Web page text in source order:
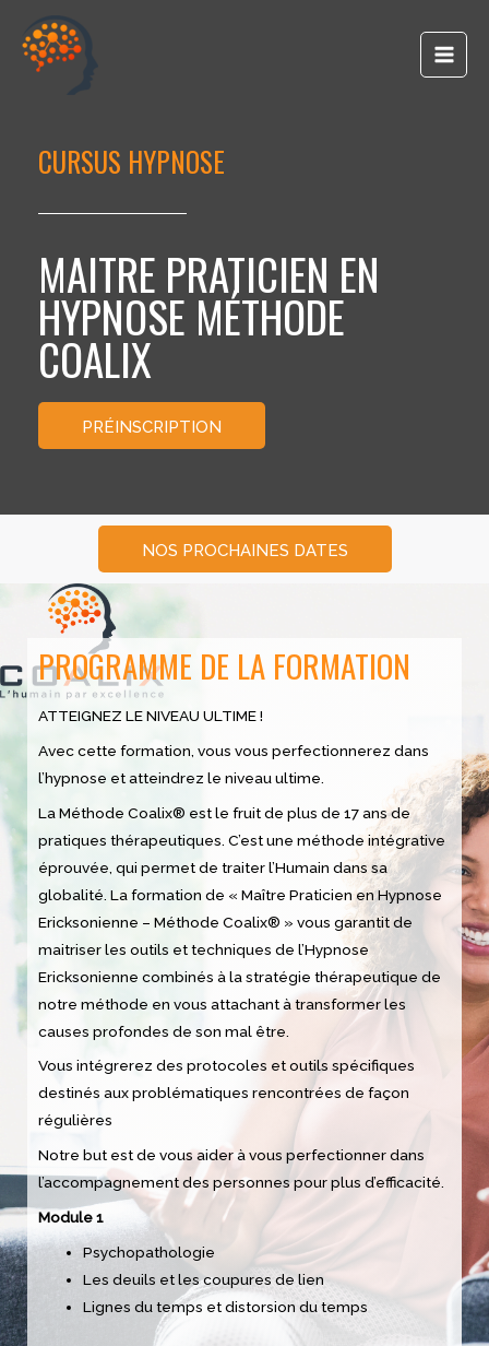
principal
CURSUS HYPNOSE
MAITRE PRATICIEN EN
HYPNOSE MÉTHODE
COALIX
PRÉINSCRIPTION
NOS PROCHAINES DATES
PROGRAMME DE LA FORMATION
ATTEIGNEZ LE NIVEAU ULTIME !
Avec cette formation, vous vous perfectionnerez dans
l’hypnose et atteindrez le niveau ultime.
La Méthode Coalix® est le fruit de plus de 17 ans de
pratiques thérapeutiques. C’est une méthode intégrative
éprouvée, qui permet de traiter l’Humain dans sa
globalité. La formation de « Maître Praticien en Hypnose
Ericksonienne – Méthode Coalix® » vous garantit de
maitriser les outils et techniques de l’Hypnose
Ericksonienne combinés à la stratégie thérapeutique de
notre méthode en vous attachant à transformer les
causes profondes de son mal être.
Vous intégrerez des protocoles et outils spécifiques
destinés aux problématiques rencontrées de façon
régulières
Notre but est de vous aider à vous perfectionner dans
l’accompagnement des personnes pour plus d’efficacité.
Module 1
Psychopathologie
Les deuils et les coupures de lien
Lignes du temps et distorsion du temps